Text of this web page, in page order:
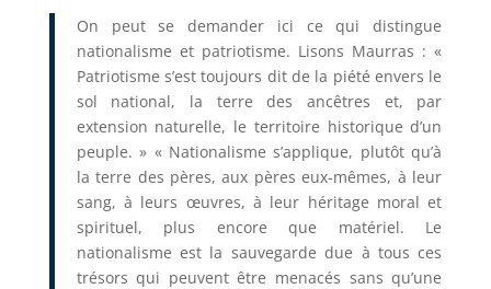
On peut se demander ici ce qui distingue
nationalisme et patriotisme. Lisons Maurras : «
Patriotisme s’est toujours dit de la piété envers le
sol national, la terre des ancêtres et, par
extension naturelle, le territoire historique d’un
peuple. » « Nationalisme s’applique, plutôt qu’à
la terre des pères, aux pères eux-mêmes, à leur
sang, à leurs œuvres, à leur héritage moral et
spirituel, plus encore que matériel. Le
nationalisme est la sauvegarde due à tous ces
trésors qui peuvent être menacés sans qu’une